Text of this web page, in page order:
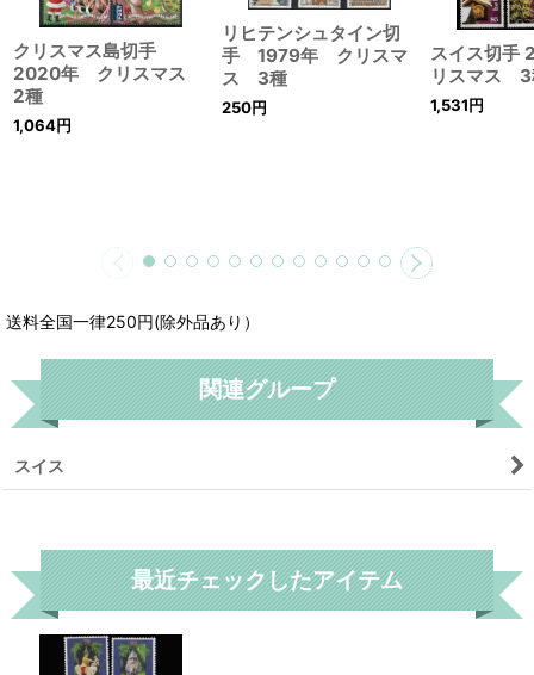
クリスマス島切手
2020年 クリスマス
2種
1,064円
リヒテンシュタイン切
手 1979年 クリスマ
ス 3種
250円
スイス切
リスマス 3
1,531円
送料全国一律250円(除外品あり）
関連グループ
スイス
最近チェックしたアイテム